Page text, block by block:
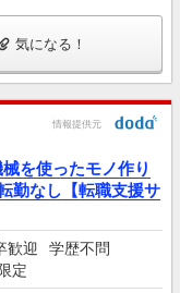
気になる！
情報提供元
を使ったモノ作り
勤なし【転職支援サ
歓迎
学歴不問
定